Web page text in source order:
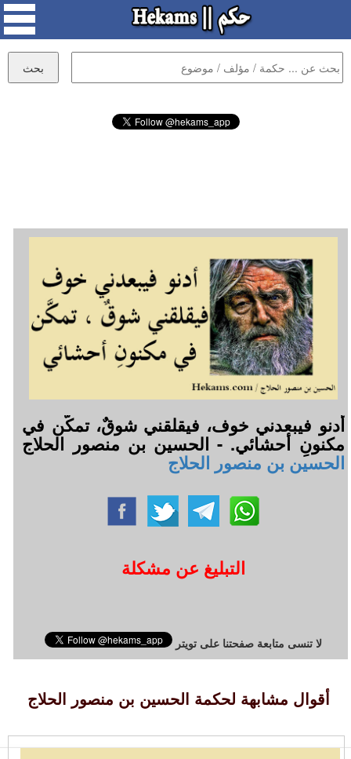
أدنو فيبعدني خوف، فيقلقني شوقٌ، تمكَّن في
مكنونِ أحشائي. - الحسين بن منصور الحلاج
الحسين بن منصور الحلاج
التبليغ عن مشكلة
لا تنسى متابعة صفحتنا على تويتر
أقوال مشابهة لحكمة الحسين بن منصور الحلاج